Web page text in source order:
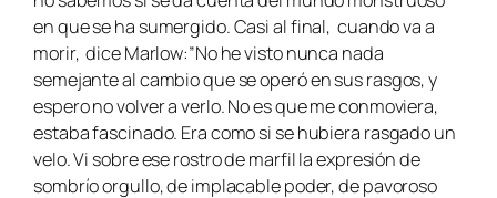
en que se ha sumergido. Casi al final, cuando va a
morir, dice Marlow:”No he visto nunca nada
semejante al cambio que se operó en sus rasgos, y
espero no volver a verlo. No es que me conmoviera,
estaba fascinado. Era como si se hubiera rasgado un
velo. Vi sobre ese rostro de marfil la expresión de
sombrío orgullo, de implacable poder, de pavoroso